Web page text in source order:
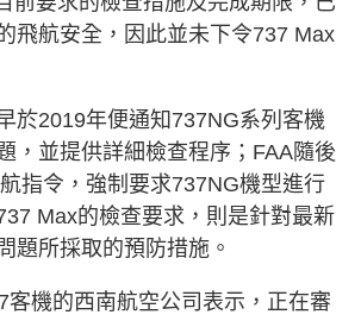
飛航安全，因此並未下令737 Max
於2019年便通知737NG系列客機
，並提供詳細檢查程序；FAA隨後
指令，強制要求737NG機型進行
Max的檢查要求，則是針對最新
題所採取的預防措施。
客機的西南航空公司表示，正在審